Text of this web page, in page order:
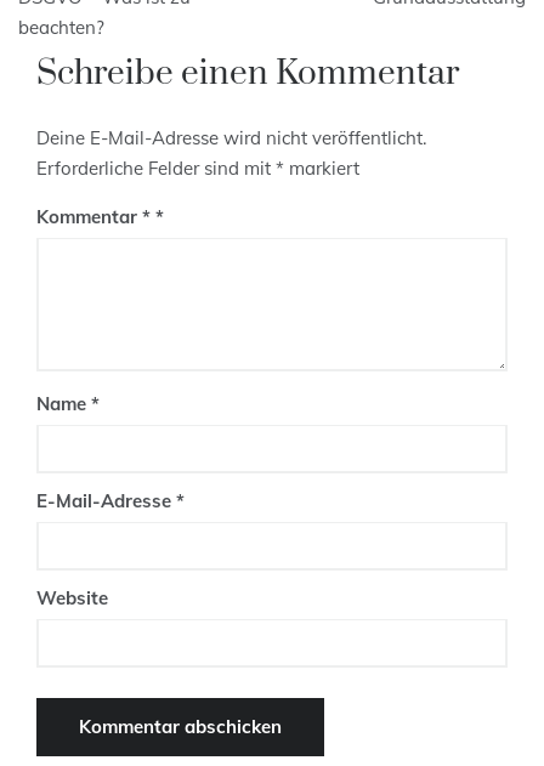
beachten?
Schreibe einen Kommentar
Deine E-Mail-Adresse wird nicht veröffentlicht.
Erforderliche Felder sind mit * markiert
Kommentar *
Name *
E-Mail-Adresse *
Website